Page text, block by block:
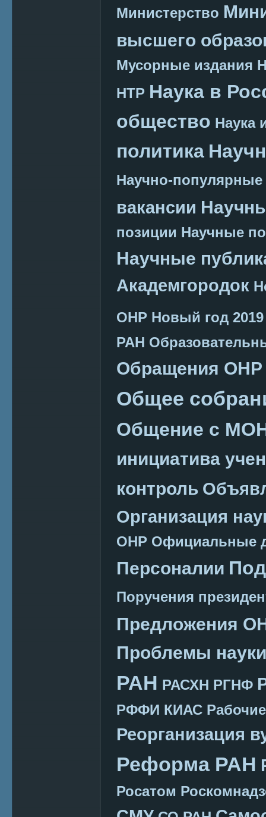
Министерство
высшего
Мусорные издания
НТР Наука в
общество Наука
политика
Научно-
вакансии
позиции Научные
Научные
Академгородок
ОНР Новый год 2019
РАН
Обращения ОНР
Общее
Общение с
инициатива
контроль
Организация
ОНР Официальные
Персоналии
Поручения
Предложения
Проблемы науки
РАН РАСХН РГНФ
РФФИ КИАС
Реорганизация
Реформа РАН
Росатом